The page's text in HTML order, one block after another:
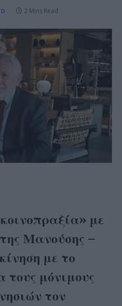
2 Mins Read
με
Μανούσης –
με το
μόνιμους
τον